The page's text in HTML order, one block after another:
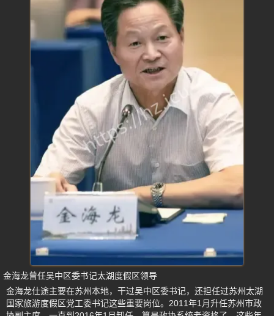
金海龙曾任吴中区委书记太湖度假区领导
金海龙仕途主要在苏州本地，干过吴中区委书记，还担任过苏州太湖
国家旅游度假区党工委书记这些重要岗位。2011年1月升任苏州市政